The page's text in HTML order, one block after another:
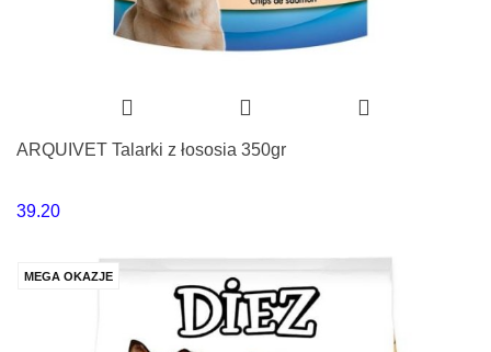
ARQUIVET Talarki z łososia 350gr
39.20
MEGA OKAZJE